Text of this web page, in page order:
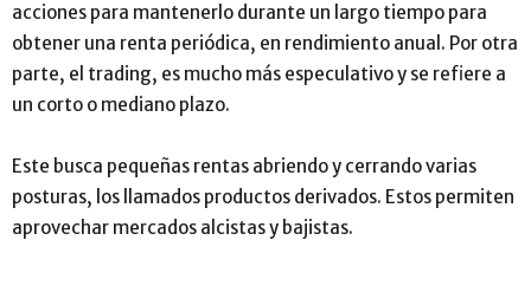
acciones para mantenerlo durante un largo tiempo para
obtener una renta periódica, en rendimiento anual. Por otra
parte, el trading, es mucho más especulativo y se refiere a
un corto o mediano plazo.
Este busca pequeñas rentas abriendo y cerrando varias
posturas, los llamados productos derivados. Estos permiten
aprovechar mercados alcistas y bajistas.